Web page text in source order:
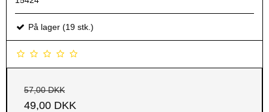
På lager (19 stk.)
57,00 DKK
49,00 DKK